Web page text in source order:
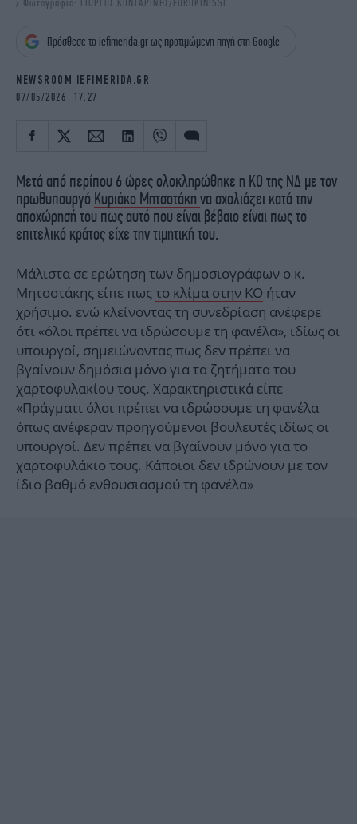
iBOOKS
ΖΩΔΙΑ
OSCARS
NEWSLETTER
/ Φωτογραφία: ΓΙΩΡΓΟΣ ΚΟΝΤΑΡΙΝΗΣ/EUROKINISSI
Πρόσθεσε το iefimerida.gr ως προτιμώμενη πηγή στη Google
NEWSROOM IEFIMERIDA.GR
07/05/2026 17:27
Μετά από περίπου 6 ώρες ολοκληρώθηκε η ΚΟ της ΝΔ με τον
πρωθυπουργό Κυριάκο Μητσοτάκη να σχολιάζει κατά την
αποχώρησή του πως αυτό που είναι βέβαιο είναι πως το
επιτελικό κράτος είχε την τιμητική του.
Μάλιστα σε ερώτηση των δημοσιογράφων ο κ.
Μητσοτάκης είπε πωςτο κλίμα στην ΚΟ ήταν
χρήσιμο. ενώ κλείνοντας τη συνεδρίαση ανέφερε
ότι «όλοι πρέπει να ιδρώσουμε τη φανέλα», ιδίως οι
υπουργοί, σημειώνοντας πως δεν πρέπει να
βγαίνουν δημόσια μόνο για τα ζητήματα του
χαρτοφυλακίου τους. Χαρακτηριστικά είπε
«Πράγματι όλοι πρέπει να ιδρώσουμε τη φανέλα
όπως ανέφεραν προηγούμενοι βουλευτές ιδίως οι
υπουργοί. Δεν πρέπει να βγαίνουν μόνο για το
χαρτοφυλάκιο τους. Κάποιοι δεν ιδρώνουν με τον
ίδιο βαθμό ενθουσιασμού τη φανέλα»